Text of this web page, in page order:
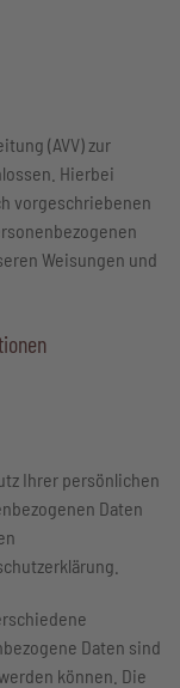
(AVV) zur
Hierbei
vorgeschriebenen
Weisungen und
Ihrer persönlichen
Daten
Daten sind
können. Die